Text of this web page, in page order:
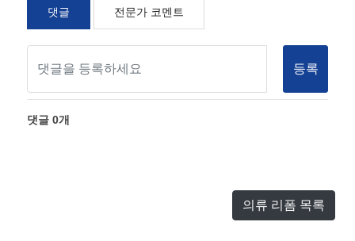
댓글 전문가 코멘트
등록
댓글0개
의류 리폼 목록